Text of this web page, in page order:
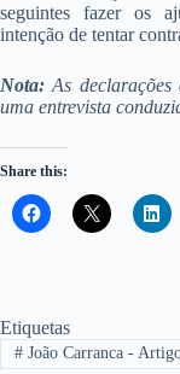
seguintes fazer os
intenção de tentar
Nota: As
uma entrevista
Share this:
Etiquetas
#João Carranca -